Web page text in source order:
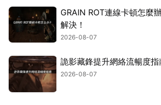
GRAIN ROT連線卡頓怎麼
解決！
2026-08-07
詭影藏鋒提升網絡流暢度指
2026-08-07